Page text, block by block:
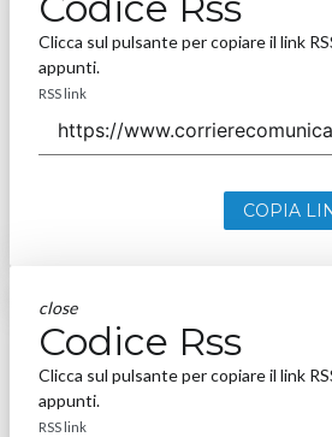
Clicca sul pulsante per copiare il link
appunti.
RSS link
COPIA
close
Codice Rss
Clicca sul pulsante per copiare il link
appunti.
RSS link